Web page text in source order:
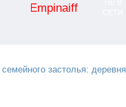
Empinaiff
семейного застолья: